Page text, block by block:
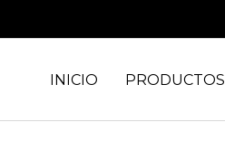
INICIO PRODUCTOS